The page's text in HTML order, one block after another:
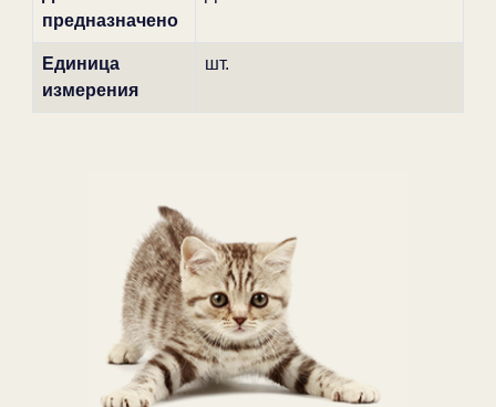
предназначено
Единица
измерения
шт.